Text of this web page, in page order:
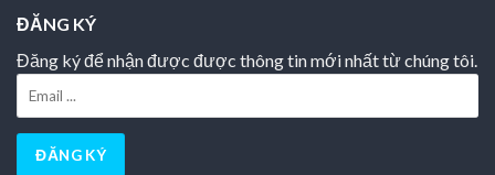
ĐĂNG KÝ
Đăng ký để nhận được được thông tin mới nhất từ chúng tôi.